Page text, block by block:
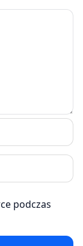
podczas